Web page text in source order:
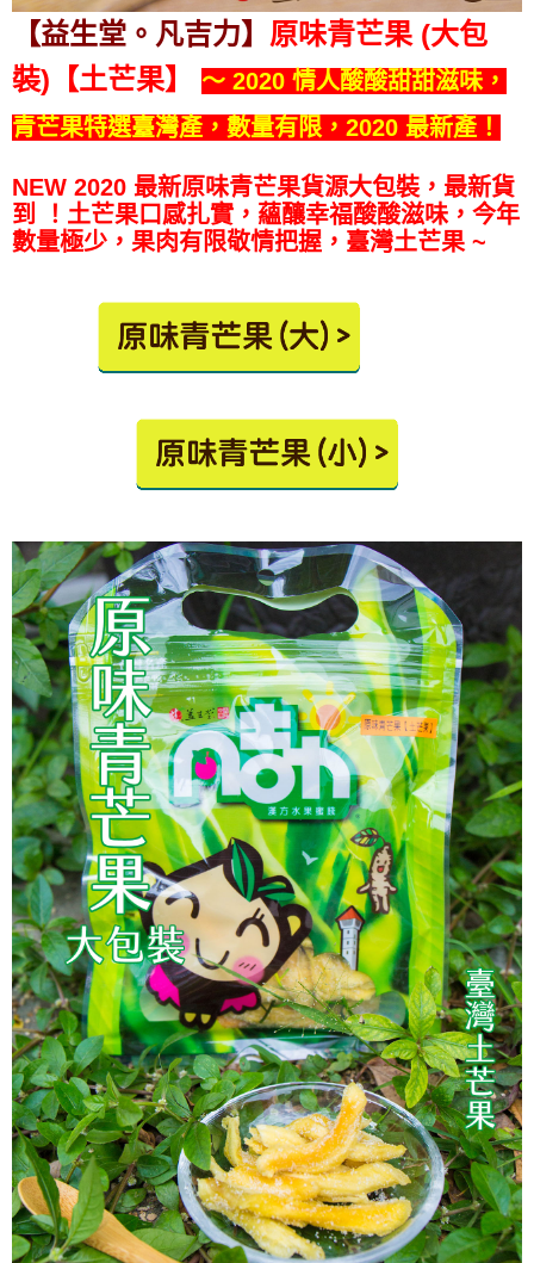
【益生堂。凡吉力】 原味青芒果 (大包
裝)【土芒果】
～ 2020 情人酸酸甜甜滋味，
青芒果特選臺灣產，數量有限，2020 最新產！
NEW 2020 最新原味青芒果貨源大包裝，最新貨
到
！土芒果口感扎實，蘊釀幸福酸酸滋味，今年
數量極少，果肉有限敬情把握，臺灣土芒果 ~